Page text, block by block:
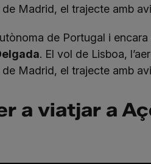
Madrid, el trajecte amb
de Portugal i
. El vol de Lisboa,
Madrid, el trajecte amb
a viatjar a